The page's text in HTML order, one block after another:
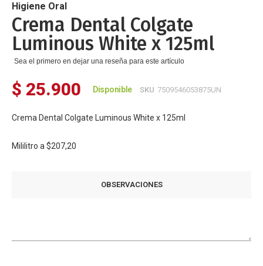
de
la
galería
imágenes
Higiene Oral
Crema Dental Colgate
Luminous White x 125ml
Sea el primero en dejar una reseña para este artículo
$ 25.900 Disponible SKU 7509546053875UN
Crema Dental Colgate Luminous White x 125ml
Mililitro a $207,20
OBSERVACIONES